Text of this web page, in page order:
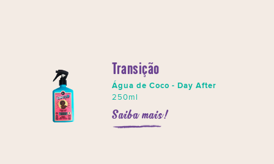
Transição
Água de Coco - Day After
250ml
Saiba mais!